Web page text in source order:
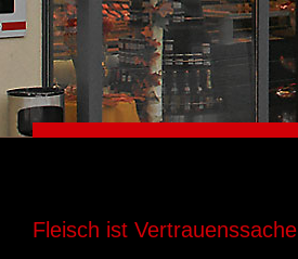
Fleisch ist Vertrauenssache